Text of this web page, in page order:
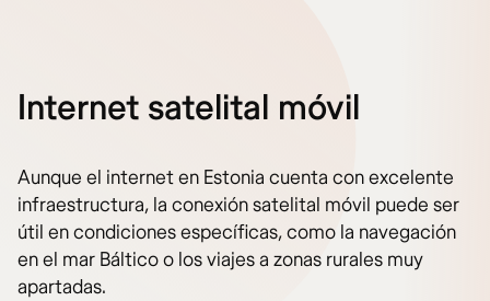
Internet satelital móvil
Aunque el internet en Estonia cuenta con excelente
infraestructura, la conexión satelital móvil puede ser
útil en condiciones específicas, como la navegación
en el mar Báltico o los viajes a zonas rurales muy
apartadas.